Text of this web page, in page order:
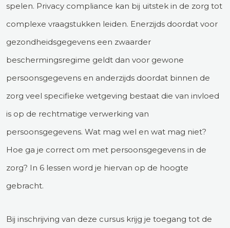
spelen. Privacy compliance kan bij uitstek in de zorg tot
complexe vraagstukken leiden. Enerzijds doordat voor
gezondheidsgegevens een zwaarder
beschermingsregime geldt dan voor gewone
persoonsgegevens en anderzijds doordat binnen de
zorg veel specifieke wetgeving bestaat die van invloed
is op de rechtmatige verwerking van
persoonsgegevens. Wat mag wel en wat mag niet?
Hoe ga je correct om met persoonsgegevens in de
zorg? In 6 lessen word je hiervan op de hoogte
gebracht.
Bij inschrijving van deze cursus krijg je toegang tot de